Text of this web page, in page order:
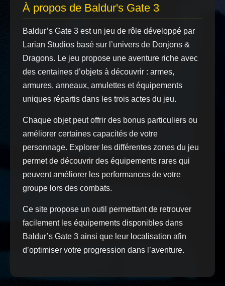
À propos de Baldur's Gate 3
Baldur’s Gate 3 est un jeu de rôle développé par
Larian Studios basé sur l’univers de Donjons &
Dragons. Le jeu propose une aventure riche avec
des centaines d’objets à découvrir : armes,
armures, anneaux, amulettes et équipements
uniques répartis dans les trois actes du jeu.
Chaque objet peut offrir des bonus particuliers ou
améliorer certaines capacités de votre
personnage. Explorer les différentes zones du jeu
permet de découvrir des équipements rares qui
peuvent améliorer les performances de votre
groupe lors des combats.
Ce site propose un outil permettant de retrouver
facilement les équipements disponibles dans
Baldur’s Gate 3 ainsi que leur localisation afin
d’optimiser votre progression dans l’aventure.